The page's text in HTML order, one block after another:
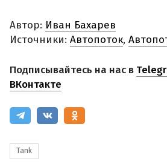
Автор: Иван Бахарев
Источники: Автопоток,
Подписывайтесь на нас в
ВКонтакте
Tank